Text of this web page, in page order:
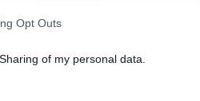
Opt Outs
of my personal data.